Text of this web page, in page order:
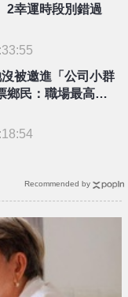
幸運時段別錯過
被邀進「公司小群
鄉民：職場最高境
Recommended by